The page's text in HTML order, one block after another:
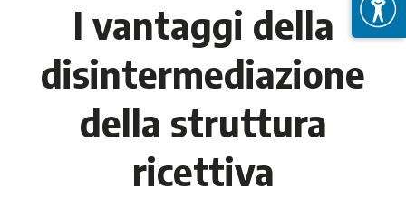
I vantaggi della
disintermediazione
della struttura
ricettiva